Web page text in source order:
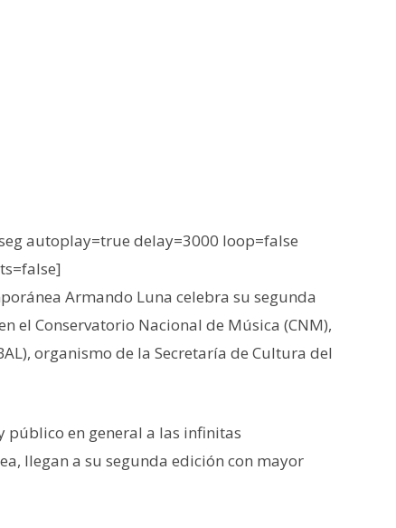
autoplay=true delay=3000 loop=false
Armando Luna celebra su segunda
el Conservatorio Nacional de Música (CNM),
organismo de la Secretaría de Cultura del
público en general a las infinitas
llegan a su segunda edición con mayor